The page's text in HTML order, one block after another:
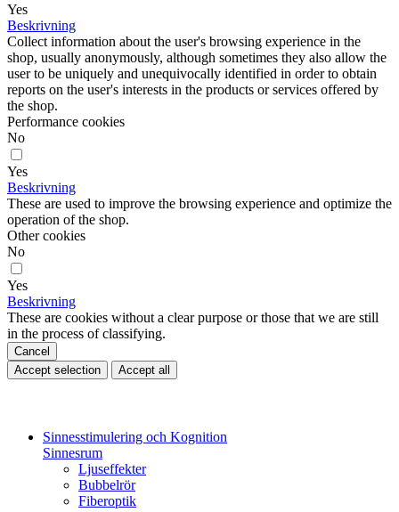
Yes
Beskrivning
Collect information about the user's browsing experience in the
shop, usually anonymously, although sometimes they also allow the
user to be uniquely and unequivocally identified in order to obtain
reports on the user's interests in the products or services offered by
the shop.
Performance cookies
No
Yes
Beskrivning
These are used to improve the browsing experience and optimize the
operation of the shop.
Other cookies
No
Yes
Beskrivning
These are cookies without a clear purpose or those that we are still
in the process of classifying.
Cancel
Accept selection
Accept all
Sinnesstimulering och Kognition
Sinnesrum
Ljuseffekter
Bubbelrör
Fiberoptik